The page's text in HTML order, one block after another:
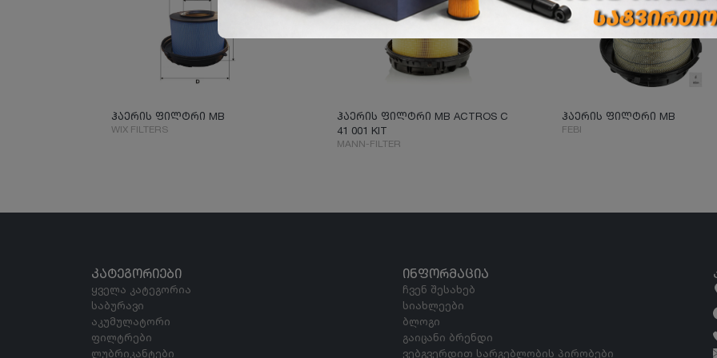
ჰაერის ფილტრი MB
WIX FILTERS
ჰაერის ფილტრი MB ACTROS C
41 001 KIT
MANN-FILTER
ჰაერის ფილტრი MB
FEBI
ᲙᲐᲢᲔᲒᲝᲠᲘᲔᲑᲘ
ყველა კატეგორია
საბურავი
აკუმულატორი
ფილტრები
ლუბრიკანტები
ᲘᲜᲤᲝᲠᲛᲐᲪᲘᲐ
ჩვენ შესახებ
სიახლეები
ბლოგი
გაიცანი ბრენდი
ვებგვერდით სარგებლობის პირობები